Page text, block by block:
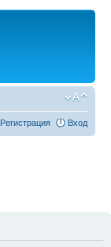
Регистрация Вход